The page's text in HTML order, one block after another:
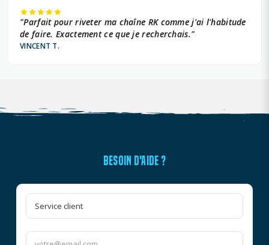
"Parfait pour riveter ma chaîne RK comme j'ai l'habitude
de faire. Exactement ce que je recherchais."
VINCENT T.
BESOIN D'AIDE ?